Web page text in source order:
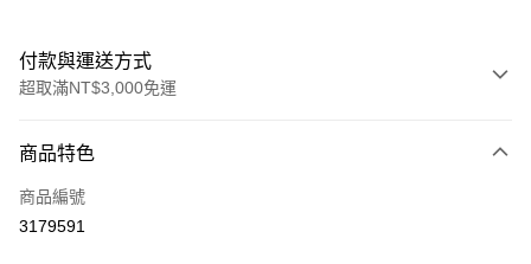
付款與運送方式
超取滿NT$3,000免運
信用卡一次付款
超商取貨付款
商品特色
商品編號
3179591